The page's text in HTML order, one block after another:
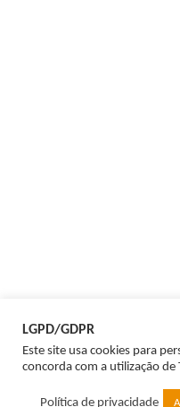
LGPD/GDPR
Este site usa cookies para
concorda com a utilização de
Política de privacidade